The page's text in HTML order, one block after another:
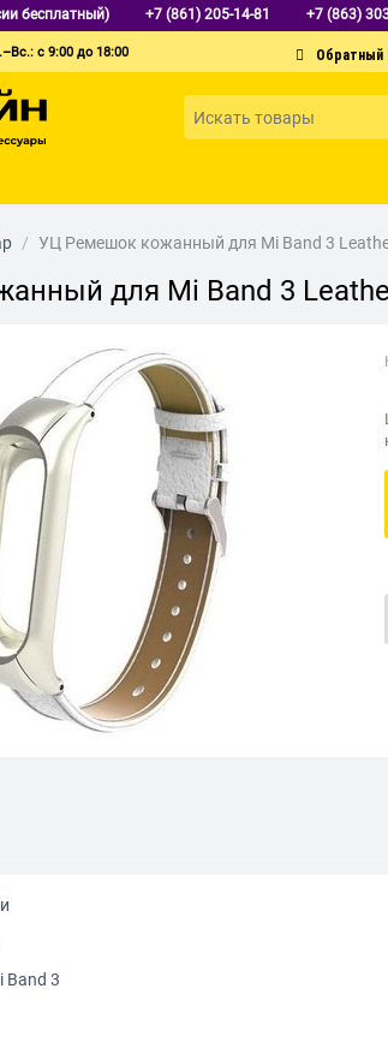
бесплатный) +7 (861) 205-14-81 +7 (863)
с 9:00 до 18:00
/ УЦ Ремешок кожанный для Mi Band 3
для Mi Band 3
Band 3